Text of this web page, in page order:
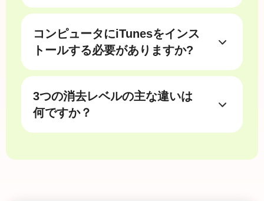
上のデータを正常に消去できるようにし
Plus、iPhone 8、iPhone 8 Plus、iPhone
X、iPhone XS、iPhone XS Max、
iPhone XR、iPhone 11、iPhone 11
Pro、iPhone 11 Pro Max、iPhone 12、
iPhone 12 Pro、iPhone 12 Pro Max、
Pro、iPhone 13 Pro Max、iPhone 14、
iPhone 14 Plus、iPhone 14 Pro、iPhone
14 Pro Max、iPhone 15、iPhone 15
Max、iPhone 16、iPhone 16 Plus、
サポートしています。消去後、デバイス
はジェイルブレイクされた状態のままに
コンピュータにiTunesをインス
トールする必要がありますか?
をインストールする必要があります。最
新バージョンの iTunes が推奨されます。
3つの消去レベルの主な違いは
何ですか？
タをゼロ ファイルで上書きします。